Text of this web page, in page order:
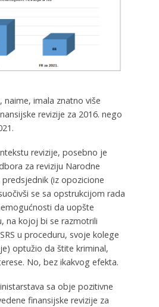
naime, imala znatno više
revizije za 2016. nego
revizije, posebno je
za reviziju Narodne
predsjednik (iz opozicione
se sa opstrukcijom rada
da uopšte
na kojoj bi se razmotrili
u proceduru, svoje kolege
optužio da štite kriminal,
No, bez ikakvog efekta.
sa obje pozitivne
finansijske revizije za